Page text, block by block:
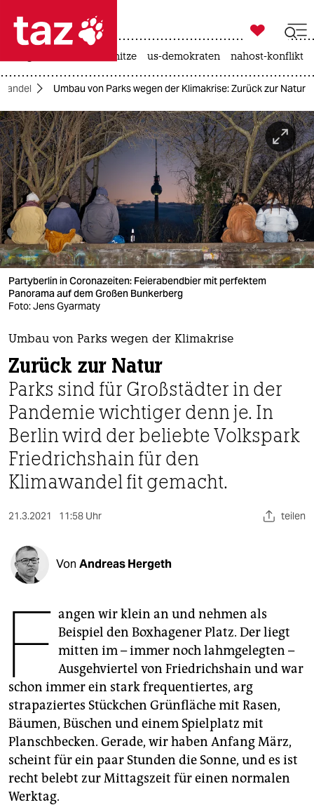
 taz zahl ich
taz zahl ich
themen
politik
öko
gesellschaft
kultur
sport
nord
wahrheit
verlag
verlag
veranstaltungen
shop
fragen & hilfe
unterstützen
abo
epaper login

taz zahl ich
hitze us-demokraten nahost-konflikt
Umbau von Parks wegen der Klimakrise: Zurück zur Natur
Partyberlin in Coronazeiten: Feierabendbier mit perfektem
Panorama auf dem Großen Bunkerberg
Foto: Jens Gyarmaty
Umbau von Parks wegen der Klimakrise
Zurück zur Natur
Parks sind für Großstädter in der
Pandemie wichtiger denn je. In
Berlin wird der beliebte Volkspark
Friedrichshain für den
Klimawandel fit gemacht.
21.3.2021 11:58 Uhr teilen
Von Andreas Hergeth
F angen wir klein an und nehmen als
Beispiel den Boxhagener Platz. Der liegt
mitten im – immer noch lahmgelegten –
Ausgehviertel von Friedrichshain und war
schon immer ein stark frequentiertes, arg
strapaziertes Stückchen Grünfläche mit Rasen,
Bäumen, Büschen und einem Spielplatz mit
Planschbecken. Gerade, wir haben Anfang März,
scheint für ein paar Stunden die Sonne, und es ist
recht belebt zur Mittagszeit für einen normalen
Werktag.